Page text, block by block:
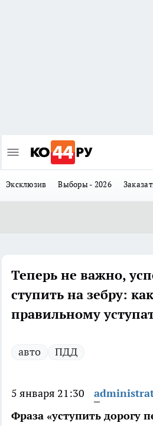
Эксклюзив Выборы - 2026
Теперь не важно,
ступить на зебру:
правильному
авто ПДД
5 января 21:30
Фраза «уступить дорогу